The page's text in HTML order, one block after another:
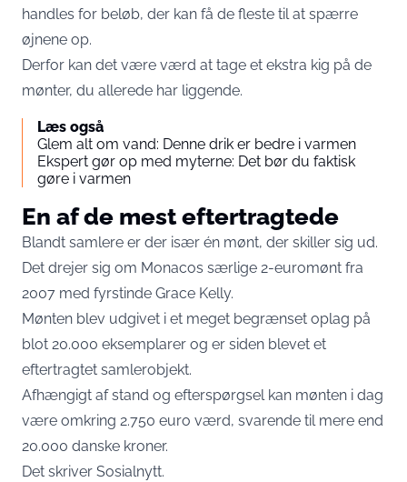
handles for beløb, der kan få de fleste til at spærre
øjnene op.
Derfor kan det være værd at tage et ekstra kig på de
mønter, du allerede har liggende.
Læs også
Glem alt om vand: Denne drik er bedre i varmen
Ekspert gør op med myterne: Det bør du faktisk
gøre i varmen
En af de mest eftertragtede
Blandt samlere er der især én mønt, der skiller sig ud.
Det drejer sig om Monacos særlige 2-euromønt fra
2007 med fyrstinde Grace Kelly.
Mønten blev udgivet i et meget begrænset oplag på
blot 20.000 eksemplarer og er siden blevet et
eftertragtet samlerobjekt.
Afhængigt af stand og efterspørgsel kan mønten i dag
være omkring 2.750 euro værd, svarende til mere end
20.000 danske kroner.
Det skriver Sosialnytt.